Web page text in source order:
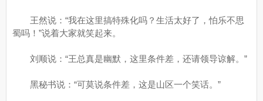
王然说：“我在这里搞特殊化吗？生活太好了，怕乐不思
蜀吗！”说着大家就笑起来。
刘顺说：“王总真是幽默，这里条件差，还请领导谅解。”
黑秘书说：“可莫说条件差，这是山区一个笑话。”